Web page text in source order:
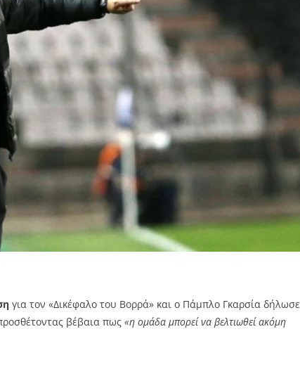
για τον «Δικέφαλο του Βορρά» και ο Πάμπλο Γκαρσία δήλωσε
βέβαια πως «η ομάδα μπορεί να βελτιωθεί ακόμη